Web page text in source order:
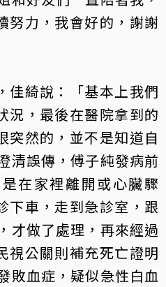
努力，我會好的，謝謝
佳綺說：「基本上我們
況，最後在醫院拿到的
突然的，並不是知道自
清誤傳，傅子純發病前
在家裡離開或心臟驟
下車，走到急診室，跟
才做了處理，再來經過
視公關則補充死亡證明
敗血症，疑似急性白血